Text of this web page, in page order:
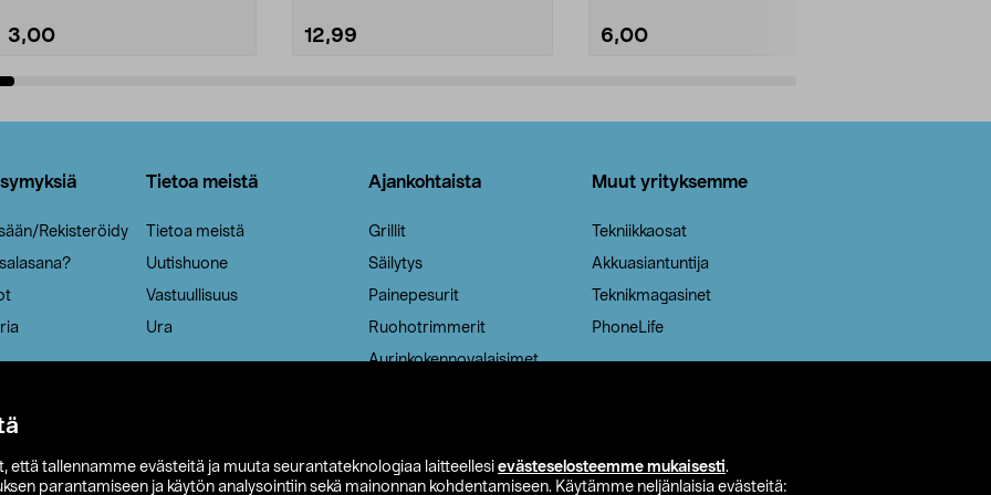
että tallennamme evästeitä ja muuta seurantateknologiaa laitteellesi evästeselosteemme mukaisesti.
parantamiseen ja käytön analysointiin sekä mainonnan kohdentamiseen. Käytämme neljänlaisia evästeitä:
3,00 12,99 6,00
Rekisteröidy
Tietoa meistä
Tietoa meistä
Uutishuone
Vastuullisuus
Ura
Ajankohtaista
Grillit
Säilytys
Painepesurit
Ruohotrimmerit
Aurinkokennovalaisimet
Muut yrityksemme
Tekniikkaosat
Akkuasiantuntija
Teknikmagasinet
PhoneLife